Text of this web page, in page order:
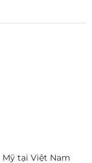
Mỹ tại Việt Nam